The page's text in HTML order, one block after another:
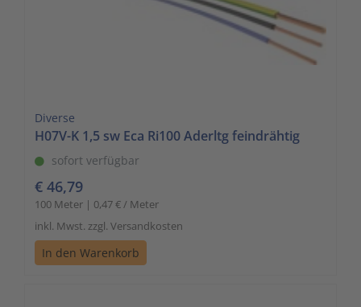
Diverse
H07V-K 1,5 sw Eca Ri100 Aderltg feindrähtig
sofort verfügbar
€ 46,79
100 Meter | 0,47 € / Meter
inkl. Mwst. zzgl. Versandkosten
In den Warenkorb